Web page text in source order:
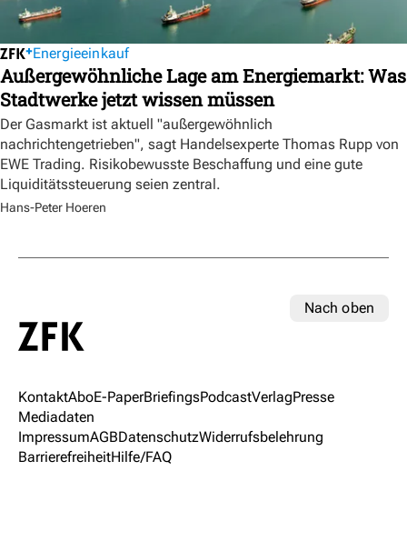
Energieeinkauf
Außergewöhnliche Lage am Energiemarkt: Was
Stadtwerke jetzt wissen müssen
Der Gasmarkt ist aktuell "außergewöhnlich
nachrichtengetrieben", sagt Handelsexperte Thomas Rupp von
EWE Trading. Risikobewusste Beschaffung und eine gute
Liquiditätssteuerung seien zentral.
Hans-Peter Hoeren
Nach oben
KontaktAboE-PaperBriefingsPodcastVerlagPresse
Mediadaten
ImpressumAGBDatenschutzWiderrufsbelehrung
BarrierefreiheitHilfe/FAQ